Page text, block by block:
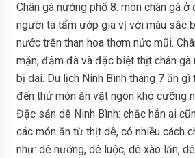
Chân gà nướng phố 8: món chân gà
người ta tẩm ướp gia vị với màu sắc
nước trên than hoa thơm nức mũi.
mặn, đậm đà và đặc biệt thịt chân gà
bị dai. Du lịch Ninh Bình tháng 7 ăn
đến thử món ăn vặt ngon khó cưỡng
Đặc sản dê Ninh Bình: chắc hẳn ai
các món ăn từ thịt dê, có nhiều cách
như: dê nướng, dê luộc, dê xào lăn,